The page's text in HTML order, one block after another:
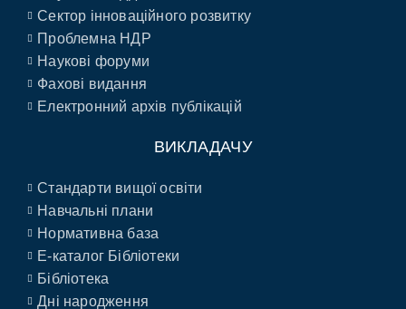
Сектор інноваційного розвитку
Проблемна НДР
Наукові форуми
Фахові видання
Електронний архів публікацій
ВИКЛАДАЧУ
Стандарти вищої освіти
Навчальні плани
Нормативна база
E-каталог Бібліотеки
Бібліотека
Дні народження